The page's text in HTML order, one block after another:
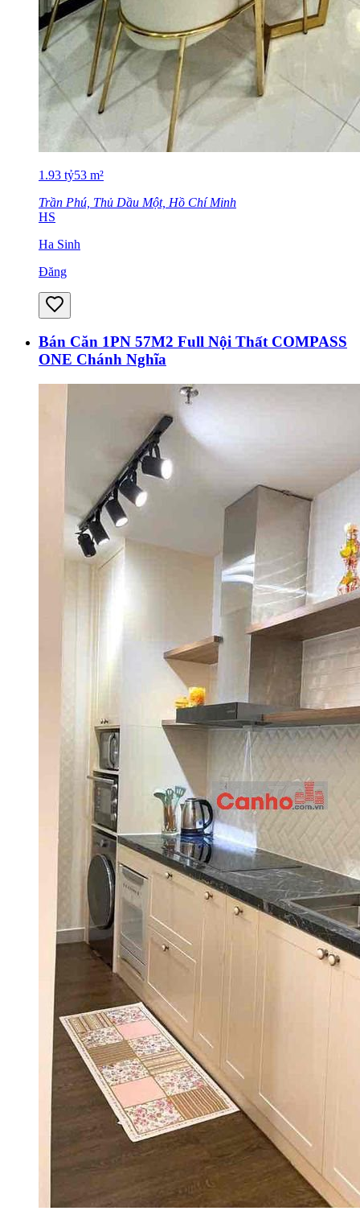
1.93 tỷ53 m²
Trần Phú, Thủ Dầu Một, Hồ Chí Minh
HS
Ha Sinh
Đăng
Bán Căn 1PN 57M2 Full Nội Thất COMPASS
ONE Chánh Nghĩa